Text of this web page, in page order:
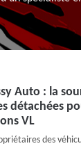
Auto : la
détachées
VL
des